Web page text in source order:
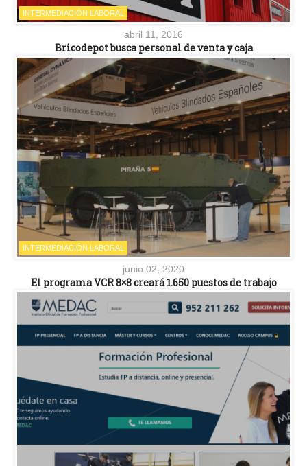
INTERMEDIACIÓN LABORAL
abril 11, 2016
Bricodepot busca personal de venta y caja
INTERMEDIACIÓN LABORAL
junio 02, 2020
El programa VCR 8×8 creará 1.650 puestos de trabajo